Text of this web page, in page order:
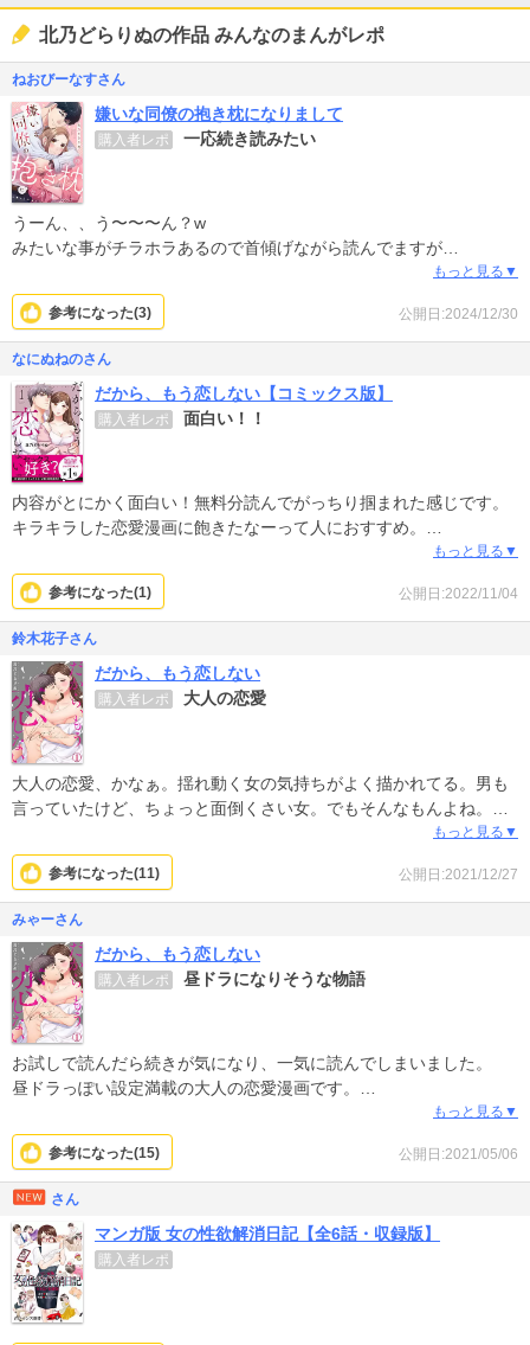
北乃どらりぬの作品 みんなのまんがレポ
ねおびーなすさん
嫌いな同僚の抱き枕になりまして
購入者レポ 一応続き読みたい
うーん、、う〜〜〜ん？w
みたいな事がチラホラあるので首傾げながら読んでますが
素直じゃない2人の行く末はこの後もちゃんと読みたいなと思ってま
す。
もっと見る▼
公開日:2024/12/30
参考になった(3)
なにぬねのさん
だから、もう恋しない【コミックス版】
購入者レポ 面白い！！
内容がとにかく面白い！無料分読んでがっちり掴まれた感じです。
キラキラした恋愛漫画に飽きたなーって人におすすめ。
所々共感できたりして。森さんの不器用だけど、あったかい人柄と
か、読んでてじわじわきます。
もっと見る▼
公開日:2022/11/04
参考になった(1)
鈴木花子さん
だから、もう恋しない
購入者レポ 大人の恋愛
大人の恋愛、かなぁ。揺れ動く女の気持ちがよく描かれてる。男も
言っていたけど、ちょっと面倒くさい女。でもそんなもんよね。程
ただ、時々絵が不安定になるので、それで星４つ。
もっと見る▼
公開日:2021/12/27
参考になった(11)
みゃーさん
だから、もう恋しない
購入者レポ 昼ドラになりそうな物語
お試しで読んだら続きが気になり、一気に読んでしまいました。
昼ドラっぽい設定満載の大人の恋愛漫画です。
展開が早いけど、キャラクターの背景に意味もあるので納得。
続きが気になります！
もっと見る▼
公開日:2021/05/06
参考になった(15)
さん
マンガ版 女の性欲解消日記【全6話・収録版】
購入者レポ